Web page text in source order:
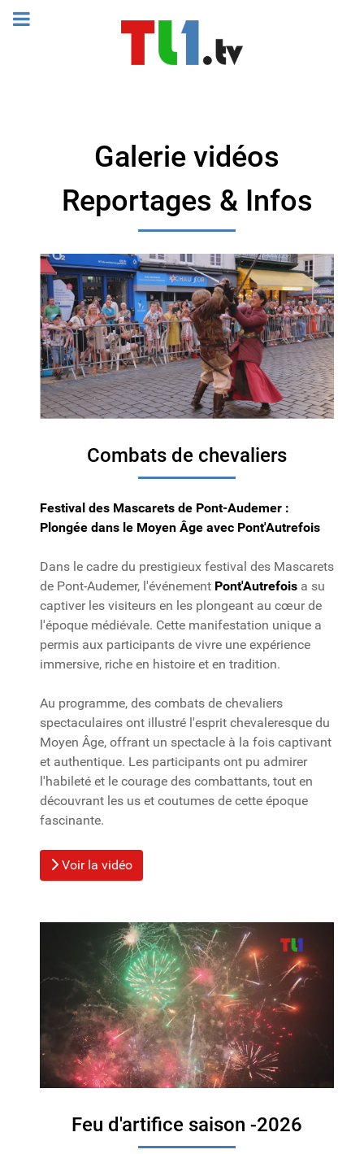
Galerie vidéos
Reportages & Infos
Combats de chevaliers
Festival des Mascarets de Pont-Audemer :
Plongée dans le Moyen Âge avec Pont'Autrefois
Dans le cadre du prestigieux festival des Mascarets
de Pont-Audemer, l'événement Pont'Autrefois a su
captiver les visiteurs en les plongeant au cœur de
l'époque médiévale. Cette manifestation unique a
permis aux participants de vivre une expérience
immersive, riche en histoire et en tradition.
Au programme, des combats de chevaliers
spectaculaires ont illustré l'esprit chevaleresque du
Moyen Âge, offrant un spectacle à la fois captivant
et authentique. Les participants ont pu admirer
l'habileté et le courage des combattants, tout en
découvrant les us et coutumes de cette époque
fascinante.
Voir la vidéo
Feu d'artifice saison -2026